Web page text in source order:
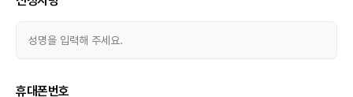
휴대폰번호